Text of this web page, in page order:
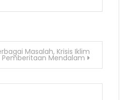
Masalah, Krisis Iklim
Pemberitaan Mendalam